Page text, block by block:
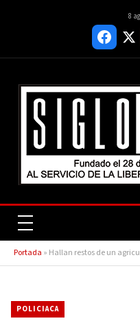
8
Portada » Hallan restos de un
POLICIACA